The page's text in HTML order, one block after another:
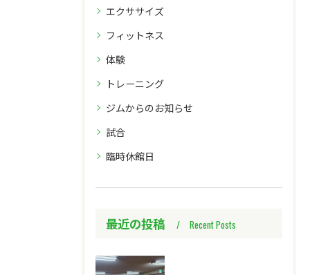
エクササイズ
フィットネス
体験
トレーニング
ジムからのお知らせ
試合
臨時休館日
最近の投稿 Recent Posts